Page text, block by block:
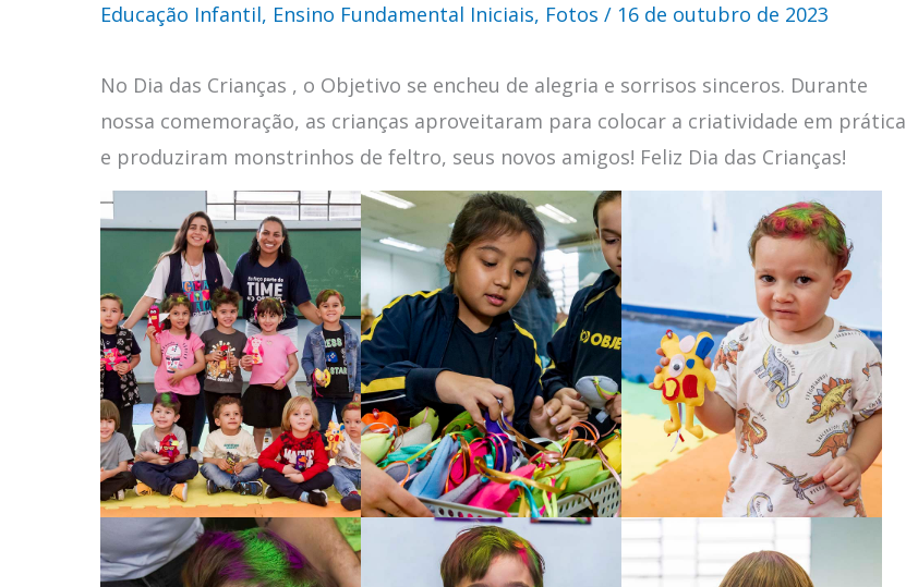
Educação Infantil, Ensino Fundamental Iniciais, Fotos / 16 de outubro de 2023
No Dia das Crianças , o Objetivo se encheu de alegria e sorrisos sinceros. Durante
nossa comemoração, as crianças aproveitaram para colocar a criatividade em prática
e produziram monstrinhos de feltro, seus novos amigos! Feliz Dia das Crianças!